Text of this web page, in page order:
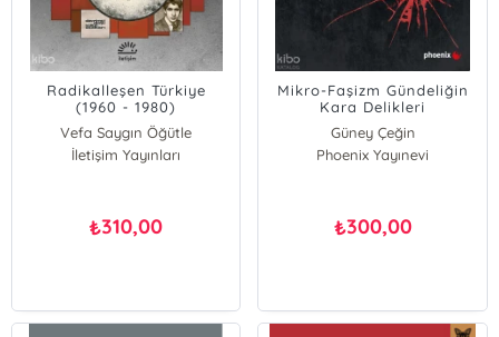
Radikalleşen Türkiye
(1960 - 1980)
Vefa Saygın Öğütle
Güney Çeğin
İletişim Yayınları
₺310,00
Mikro-Faşizm Gündeliğin
Kara Delikleri
Güney Çeğin
Phoenix Yayınevi
₺300,00